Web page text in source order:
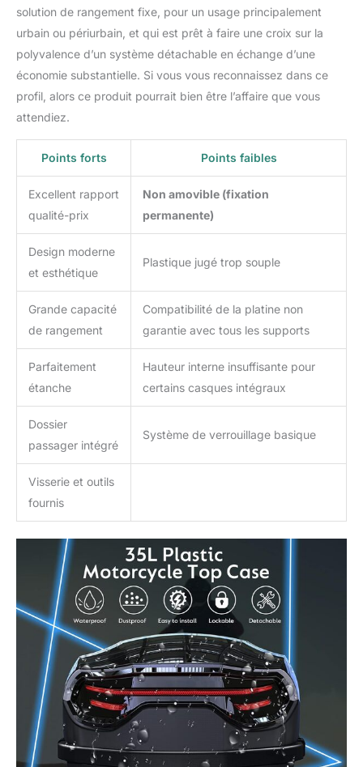
solution de rangement fixe, pour un usage principalement
urbain ou périurbain, et qui est prêt à faire une croix sur la
polyvalence d’un système détachable en échange d’une
économie substantielle. Si vous vous reconnaissez dans ce
profil, alors ce produit pourrait bien être l’affaire que vous
attendiez.
Points forts Points faibles
Excellent rapport
qualité-prix
Non amovible (fixation
permanente)
Design moderne
et esthétique
Plastique jugé trop souple
Grande capacité
de rangement
Compatibilité de la platine non
garantie avec tous les supports
Parfaitement
étanche
Hauteur interne insuffisante pour
certains casques intégraux
Dossier
passager intégré
Système de verrouillage basique
Visserie et outils
fournis